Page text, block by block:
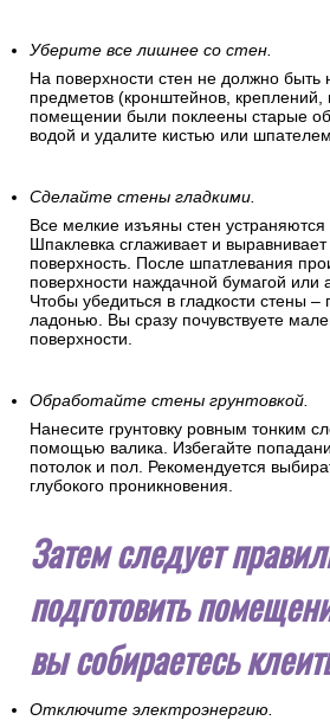
Уберите все лишнее со стен.
На поверхности стен не должно быть
предметов (кронштейнов, креплений,
помещении были поклеены старые
водой и удалите кистью или
Сделайте стены гладкими.
Все мелкие изъяны стен
Шпаклевка сглаживает и
поверхность. После шпатлевания
поверхности наждачной бумагой или
Чтобы убедиться в гладкости стены –
ладонью. Вы сразу почувствуете
поверхности.
Обработайте стены грунтовкой.
Нанесите грунтовку ровным тонким
помощью валика. Избегайте
потолок и пол. Рекомендуется
глубокого проникновения.
Затем следует
подготовить
вы собираетесь
Отключите электроэнергию.